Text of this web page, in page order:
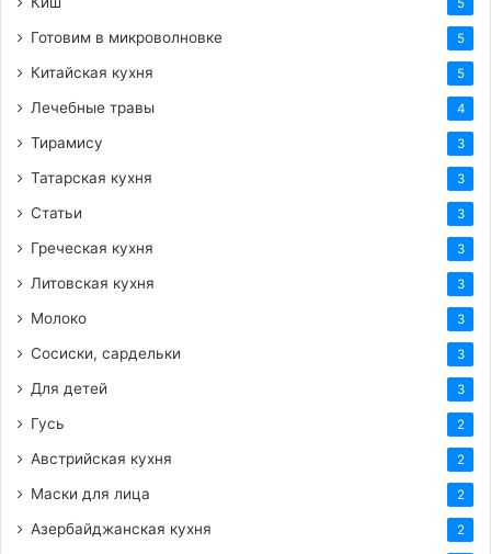
5
Готовим в микроволновке 5
Китайская кухня 5
Лечебные травы 4
Тирамису 3
Татарская кухня 3
Статьи 3
Греческая кухня 3
Литовская кухня 3
Молоко 3
Сосиски, сардельки 3
Для детей 3
Гусь 2
Австрийская кухня 2
Маски для лица 2
Азербайджанская кухня 2